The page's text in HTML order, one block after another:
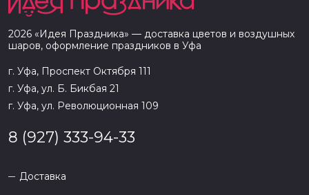
2026 «Идея Праздника» — доставка цветов и воздушных
шаров, оформление праздников в Уфа
г. Уфа, Проспект Октября 111
г. Уфа, ул. Б. Бикбая 21
г. Уфа, ул. Революционная 109
8 (927) 333-94-33
Доставка